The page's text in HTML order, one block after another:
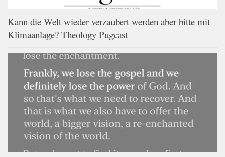
Kann die Welt wieder verzaubert werden aber bitte mit
Klimaanlage? Theology Pugcast